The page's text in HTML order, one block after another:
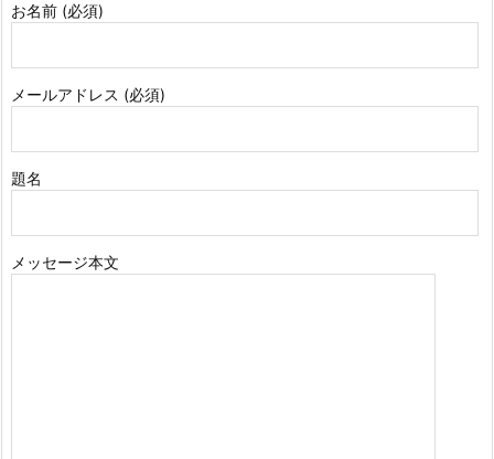
お名前 (必須)
メールアドレス (必須)
題名
メッセージ本文